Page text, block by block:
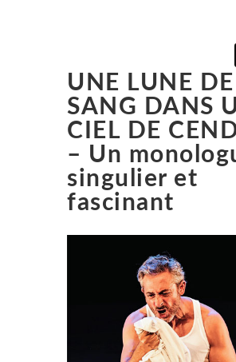
UNE LUNE DE
SANG DANS
CIEL DE
– Un
singulier et
fascinant